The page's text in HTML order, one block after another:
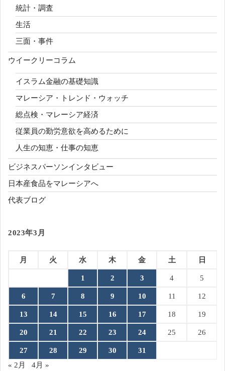
統計・調査
生活
三面・事件
ウイークリーコラム
イスラム金融の基礎知識
マレーシア・トレンド・ウォッチ
総点検・マレーシア経済
従業員の勤労意欲を高めるために
人生の知恵・仕事の知恵
ビジネスパーソンインタビュー
日本産食品をマレーシアへ
代表ブログ
2023年3月
月 火 水 木 金 土 日
1 2 3 4 5
6 7 8 9 10 11 12
13 14 15 16 17 18 19
20 21 22 23 24 25 26
27 28 29 30
31
« 2月
4月 »